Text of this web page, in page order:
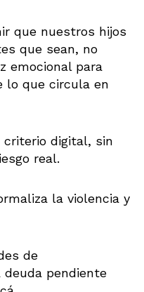
que nuestros hijos
que sean, no
emocional para
lo que circula en
criterio digital, sin
real.
la violencia y
de
pendiente